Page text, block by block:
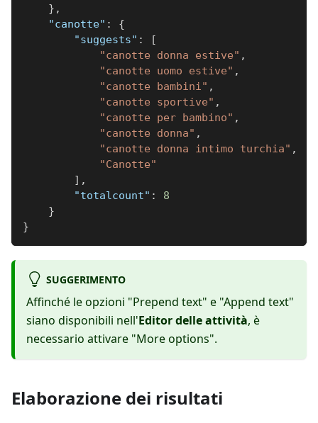
} ,
"canotte" :
{
"suggests" :
[
"canotte donna estive" ,
"canotte uomo estive" ,
"canotte bambini" ,
"canotte sportive" ,
"canotte per bambino" ,
"canotte donna" ,
"canotte donna intimo turchia" ,
"Canotte"
] ,
"totalcount" :
8
}
}
SUGGERIMENTO
Affinché le opzioni "Prepend text" e "Append text"
siano disponibili nell'Editor delle attività, è
necessario attivare "More options".
Elaborazione dei risultati